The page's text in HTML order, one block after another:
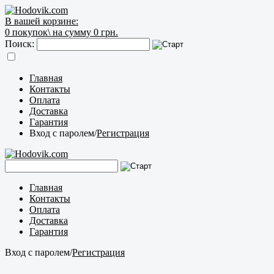
В вашей корзине:
0 покупок\ на сумму 0 грн.
Поиск:
Главная
Контакты
Оплата
Доставка
Гарантия
Вход с паролем/Регистрация
Главная
Контакты
Оплата
Доставка
Гарантия
Вход с паролем/Регистрация